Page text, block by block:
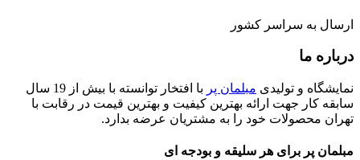
ارسال به سراسر کشور
درباره ما
نمایشگاه و تولیدی مبلمان پر
با افتخار توانسته با بیش از 19 سال
سابقه کار جهت ارائه بهترین کیفیت و بهترین قیمت در رقابت با
تهران محصولات خود را به مشتریان عرضه بدارد.
مبلمان پر برای هر سلیقه و بودجه ای